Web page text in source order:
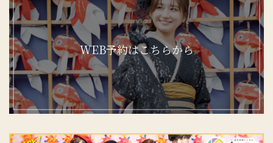
WEB予約はこちらから